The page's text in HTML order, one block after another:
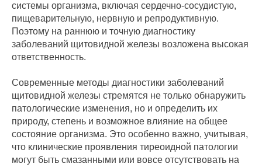
системы организма, включая сердечно-сосудистую,
пищеварительную, нервную и репродуктивную.
Поэтому на раннюю и точную диагностику
заболеваний щитовидной железы возложена высокая
ответственность.
Современные методы диагностики заболеваний
щитовидной железы стремятся не только обнаружить
патологические изменения, но и определить их
природу, степень и возможное влияние на общее
состояние организма. Это особенно важно, учитывая,
что клинические проявления тиреоидной патологии
могут быть смазанными или вовсе отсутствовать на